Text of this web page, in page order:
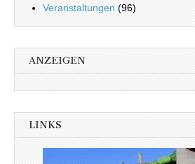
Veranstaltungen (96)
ANZEIGEN
LINKS